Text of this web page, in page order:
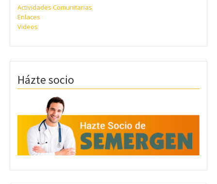
Actividades Comunitarias
Enlaces
Videos
Házte socio